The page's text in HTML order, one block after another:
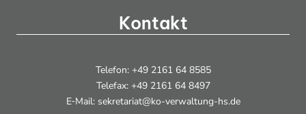
Kontakt
Telefon: +49 2161 64 8585
Telefax: +49 2161 64 8497
E‑Mail: sekretariat@ko-verwaltung-hs.de